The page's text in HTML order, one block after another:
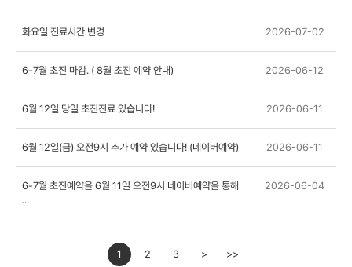
화요일 진료시간 변경 2026-07-02
6-7월 초진 마감. ( 8월 초진 예약 안내) 2026-06-12
6월 12일 당일 초진진료 있습니다! 2026-06-11
6월 12일(금) 오전9시 추가 예약 있습니다! (네이버예약) 2026-06-11
6-7월 초진예약을 6월 11일 오전9시 네이버예약을 통해
...
2026-06-04
1 2 3 > >>